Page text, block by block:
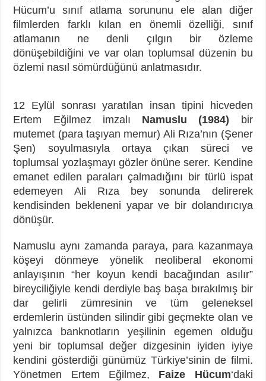
Hücum’u sınıf atlama sorununu ele alan diğer
filmlerden farklı kılan en önemli özelliği, sınıf
atlamanın ne denli çılgın bir özleme
dönüşebildiğini ve var olan toplumsal düzenin bu
özlemi nasıl sömürdüğünü anlatmasıdır.
12 Eylül sonrası yaratılan insan tipini hicveden
Ertem Eğilmez imzalı Namuslu (1984) bir
mutemet (para taşıyan memur) Ali Rıza’nın (Şener
Şen) soyulmasıyla ortaya çıkan süreci ve
toplumsal yozlaşmayı gözler önüne serer. Kendine
emanet edilen paraları çalmadığını bir türlü ispat
edemeyen Ali Rıza bey sonunda delirerek
kendisinden bekleneni yapar ve bir dolandırıcıya
dönüşür.
Namuslu aynı zamanda paraya, para kazanmaya
köşeyi dönmeye yönelik neoliberal ekonomi
anlayışının “her koyun kendi bacağından asılır”
bireyciliğiyle kendi derdiyle baş başa bırakılmış bir
dar gelirli zümresinin ve tüm geleneksel
erdemlerin üstünden silindir gibi geçmekte olan ve
yalnızca banknotların yeşilinin egemen olduğu
yeni bir toplumsal değer dizgesinin iyiden iyiye
kendini gösterdiği günümüz Türkiye’sinin de filmi.
Yönetmen Ertem Eğilmez, Faize Hücum‘daki